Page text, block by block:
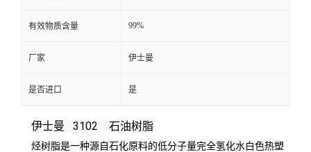
有效物质含量 99%
厂家 伊士曼
是否进口 是
伊士曼 3102 石油树脂
烃树脂是一种源自石化原料的低分子量完全氢化水白色热塑